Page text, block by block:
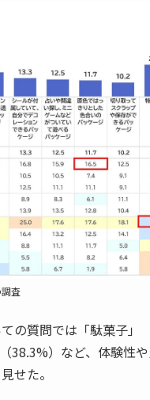
査
の質問では「駄菓子」
38.3%）など、体験性
せた。